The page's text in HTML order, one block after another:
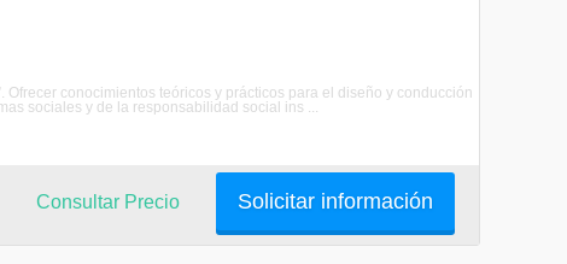
conocimientos teóricos y prácticos para el diseño y conducción
sociales y de la responsabilidad social ins ...
Solicitar información
Consultar Precio